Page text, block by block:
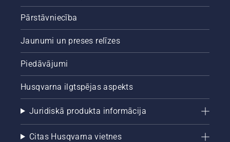
Pārstāvniecība
Jaunumi un preses relīzes
Piedāvājumi
Husqvarna ilgtspējas aspekts
Juridiskā produkta informācija
Citas Husqvarna vietnes